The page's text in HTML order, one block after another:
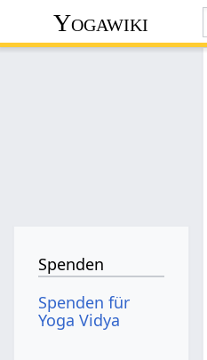
Yogawiki
Spenden
Spenden für
Yoga Vidya